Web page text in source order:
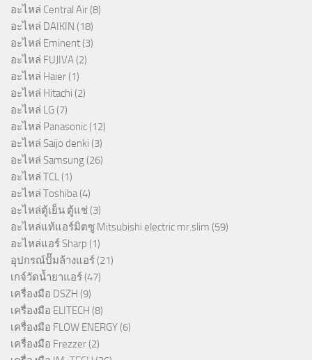
อะไหล่ Central Air (8)
อะไหล่ DAIKIN (18)
อะไหล่ Eminent (3)
อะไหล่ FUJIVA (2)
อะไหล่ Haier (1)
อะไหล่ Hitachi (2)
อะไหล่ LG (7)
อะไหล่ Panasonic (12)
อะไหล่ Saijo denki (3)
อะไหล่ Samsung (26)
อะไหล่ TCL (1)
อะไหล่ Toshiba (4)
อะไหล่ตู้เย็น ตู้แช่ (3)
อะไหล่แท้แอร์มิตซู Mitsubishi electric mr.slim (59)
อะไหล่แอร์ Sharp (1)
อุปกรณ์ปั๊มล้างแอร์ (21)
เกจ์วัดน้ำยาแอร์ (47)
เครื่องมือ DSZH (9)
เครื่องมือ ELITECH (8)
เครื่องมือ FLOW ENERGY (6)
เครื่องมือ Frezzer (2)